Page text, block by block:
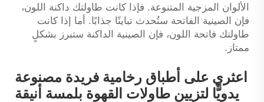
الألوان المزجية المتنوعة. فإذا كانت طاولتك داكنة اللون،
فإن الصينية الفاتحة ستُحدث تباينًا جذابًا. أما إذا كانت
طاولتك فاتحة اللون، فإن الصينية الداكنة ستبرز بشكلٍ
ممتاز.
اعثري على أطباق رخامية فريدة مصنوعة
يدويًّا لتزيين طاولات القهوة بلمسة أنيقة